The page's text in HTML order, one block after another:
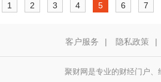
1 2 3 4 5 6 7
客户服务 | 隐私政策 |
聚财网是专业的财经门户